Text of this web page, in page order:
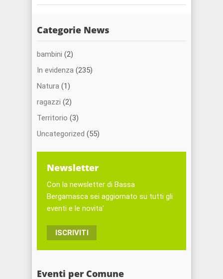
Categorie News
bambini (2)
In evidenza (235)
Natura (1)
ragazzi (2)
Territorio (3)
Uncategorized (55)
Newsletter
Con la newsletter di Bassa
Bergamasca sei aggiornato su tutti gli
eventi e le novita'
ISCRIVITI
Eventi per Comune